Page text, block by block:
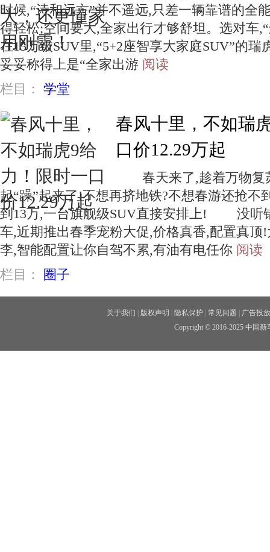
时候,“诗和远方”并不遥远,只差一辆靠谱的全
得轻松;空间要大,全家出行才够舒坦。选对
在15万级SUV里,“5+2座智享大家庭SUV”的
妥妥称得上是“全家出游 阅读
栏目： 学堂
春风十里，不如瑞
口价12.29万起
春天来了,趁着万物复
起“躁”起来了!不想再挤地铁?不想春游还抢
到13万,一台旗舰级SUV直接安排上! 没听
车,近期推出春季宠粉大促,价格真香,配置真顶
李,智能配置让你自驾不累,有油有电任你 阅读
栏目：
圈子
关于我们 版权声明 隐私保护 常见问题
广告投放
Copyright © 2016-2025 中国